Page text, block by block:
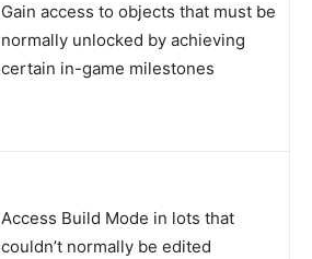
Gain access to objects that must be
normally unlocked by achieving
certain in-game milestones
Access Build Mode in lots that
couldn’t normally be edited